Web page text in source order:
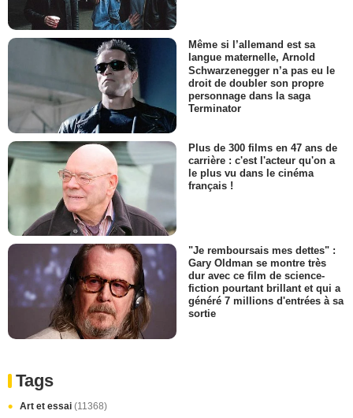
Même si l’allemand est sa
langue maternelle, Arnold
Schwarzenegger n’a pas eu le
droit de doubler son propre
personnage dans la saga
Terminator
Plus de 300 films en 47 ans de
carrière : c'est l'acteur qu'on a
le plus vu dans le cinéma
français !
"Je remboursais mes dettes" :
Gary Oldman se montre très
dur avec ce film de science-
fiction pourtant brillant et qui a
généré 7 millions d'entrées à sa
sortie
Tags
Art et essai (11368)